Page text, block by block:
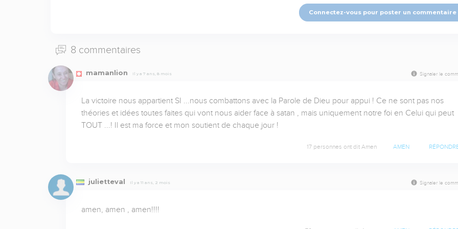
Connectez-vous pour poster un commentaire
8 commentaires
mamanlion Il y a 7 ans, 8 mois Signaler le
La victoire nous appartient SI ...nous combattons avec la Parole de Dieu pour appui ! Ce ne sont pas nos
théories et idées toutes faites qui vont nous aider face à satan , mais uniquement notre foi en Celui qui peut
TOUT ...! Il est ma force et mon soutient de chaque jour !
17 personnes ont dit Amen AMEN
julietteval Il y a 11 ans, 2 mois Signaler le
amen, amen , amen!!!!